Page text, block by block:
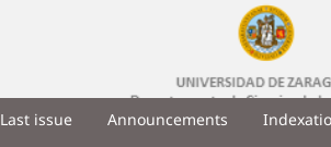
Last issue Announcements